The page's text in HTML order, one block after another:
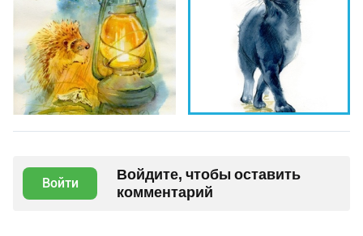
Войти
Войдите, чтобы оставить
комментарий